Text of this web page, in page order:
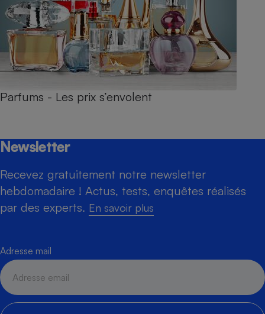
Parfums - Les prix s’envolent
Newsletter
Recevez gratuitement notre newsletter
hebdomadaire ! Actus, tests, enquêtes réalisés
par des experts. En savoir plus
Adresse mail